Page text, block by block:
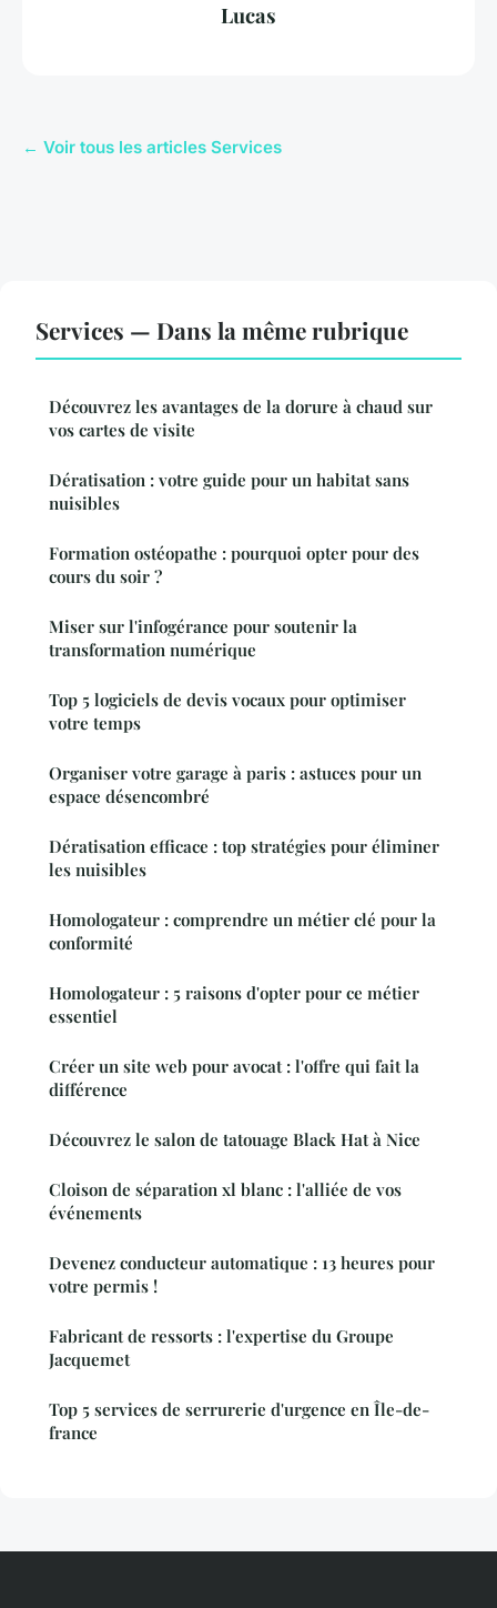
Lucas
← Voir tous les articles Services
Services — Dans la même rubrique
Découvrez les avantages de la dorure à chaud sur
vos cartes de visite
Dératisation : votre guide pour un habitat sans
nuisibles
Formation ostéopathe : pourquoi opter pour des
cours du soir ?
Miser sur l'infogérance pour soutenir la
transformation numérique
Top 5 logiciels de devis vocaux pour optimiser
votre temps
Organiser votre garage à paris : astuces pour un
espace désencombré
Dératisation efficace : top stratégies pour éliminer
les nuisibles
Homologateur : comprendre un métier clé pour la
conformité
Homologateur : 5 raisons d'opter pour ce métier
essentiel
Créer un site web pour avocat : l'offre qui fait la
différence
Découvrez le salon de tatouage Black Hat à Nice
Cloison de séparation xl blanc : l'alliée de vos
événements
Devenez conducteur automatique : 13 heures pour
votre permis !
Fabricant de ressorts : l'expertise du Groupe
Jacquemet
Top 5 services de serrurerie d'urgence en Île-de-
france